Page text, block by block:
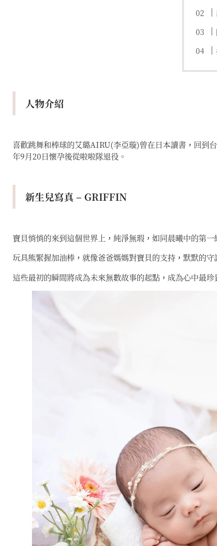
人物介紹
喜歡跳舞和棒球的艾璐AIRU(李亞璇)曾在日本讀書，回
年9月20日懷孕後從啦啦隊退役。
新生兒寫真 – GRIFFIN
寶貝悄悄的來到這個世界上，純淨無瑕，如同晨曦中的第
玩具熊緊握加油棒，就像爸爸媽媽對寶貝的支持，默默的
這些最初的瞬間將成為未來無數故事的起點，成為心中最